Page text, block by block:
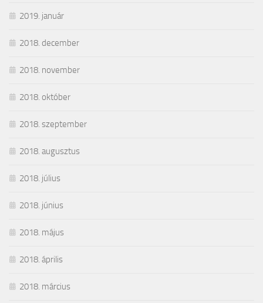
2019. január
2018. december
2018. november
2018. október
2018. szeptember
2018. augusztus
2018. július
2018. június
2018. május
2018. április
2018. március